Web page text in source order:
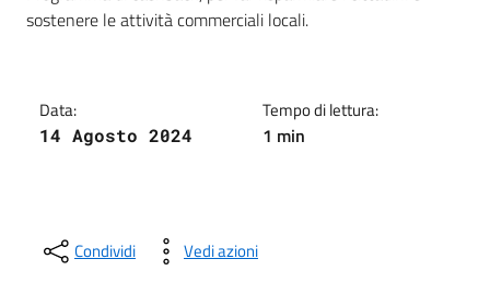
sostenere le attività commerciali locali.
Data:
14 Agosto 2024
Tempo di lettura:
1 min
Condividi Vedi azioni